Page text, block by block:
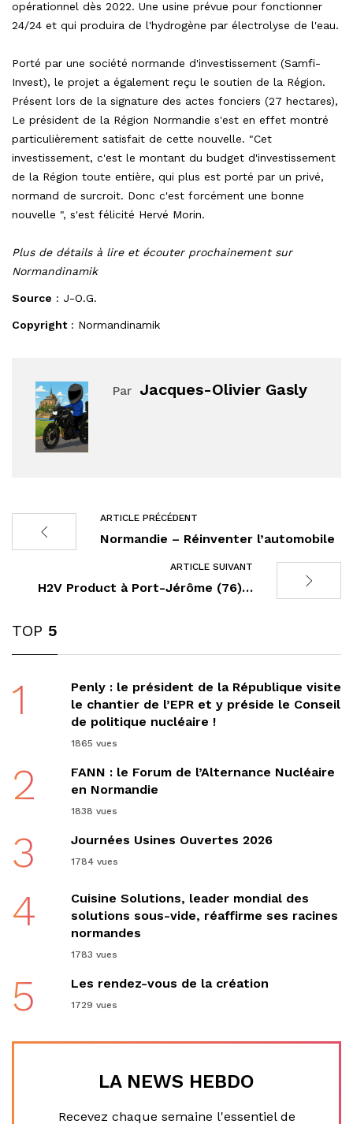
opérationnel dès 2022. Une usine prévue pour fonctionner
24/24 et qui produira de l'hydrogène par électrolyse de l'eau.
Porté par une société normande d'investissement (Samfi-
Invest), le projet a également reçu le soutien de la Région.
Présent lors de la signature des actes fonciers (27 hectares),
Le président de la Région Normandie s'est en effet montré
particulièrement satisfait de cette nouvelle. "Cet
investissement, c'est le montant du budget d'investissement
de la Région toute entière, qui plus est porté par un privé,
normand de surcroit. Donc c'est forcément une bonne
nouvelle ", s'est félicité Hervé Morin.
Plus de détails à lire et écouter prochainement sur
Normandinamik
Source : J-O.G.
Copyright: Normandinamik
Par Jacques-Olivier Gasly
ARTICLE PRÉCÉDENT
Normandie – Réinventer l’automobile
ARTICLE SUIVANT
H2V Product à Port-Jérôme (76)…
TOP 5
1
Penly : le président de la République visite
le chantier de l’EPR et y préside le Conseil
de politique nucléaire !
1865 vues
2
FANN : le Forum de l’Alternance Nucléaire
en Normandie
1838 vues
3 Journées Usines Ouvertes 2026
1784 vues
4
Cuisine Solutions, leader mondial des
solutions sous-vide, réaffirme ses racines
normandes
1783 vues
5 Les rendez-vous de la création
1729 vues
LA NEWS HEBDO
Recevez chaque semaine l'essentiel de